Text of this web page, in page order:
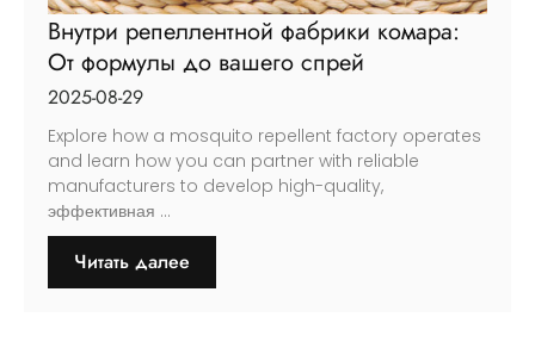
Внутри репеллентной фабрики комара:
От формулы до вашего спрей
2025-08-29
Explore how a mosquito repellent factory operates
and learn how you can partner with reliable
manufacturers to develop high-quality,
эффективная ...
Читать далее